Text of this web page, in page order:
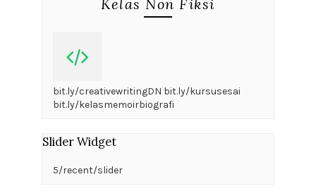
Kelas Non Fiksi
bit.ly/creativewritingDN bit.ly/kursusesai
bit.ly/kelasmemoirbiografi
Slider Widget
5/recent/slider